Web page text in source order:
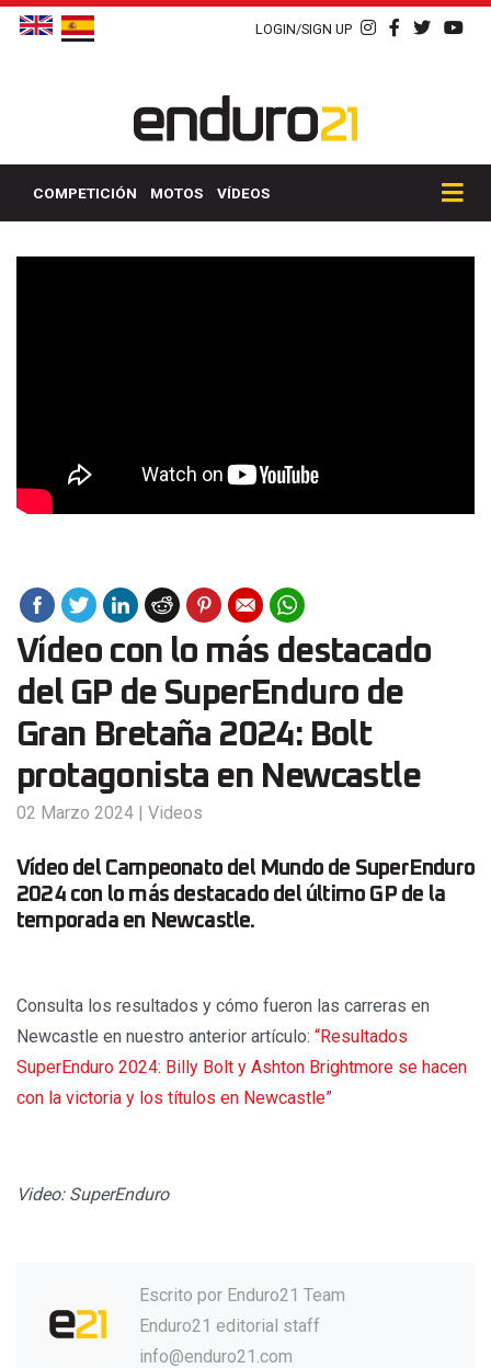
LOGIN/SIGN UP
COMPETICIÓN MOTOS VÍDEOS
Vídeo con lo más destacado
del GP de SuperEnduro de
Gran Bretaña 2024: Bolt
protagonista en Newcastle
02 Marzo 2024 | Videos
Vídeo del Campeonato del Mundo de SuperEnduro
2024 con lo más destacado del último GP de la
temporada en Newcastle.
Consulta los resultados y cómo fueron las carreras en
Newcastle en nuestro anterior artículo: “Resultados
SuperEnduro 2024: Billy Bolt y Ashton Brightmore se hacen
con la victoria y los títulos en Newcastle”
Video: SuperEnduro
Escrito por Enduro21 Team
Enduro21 editorial staff
info@enduro21.com